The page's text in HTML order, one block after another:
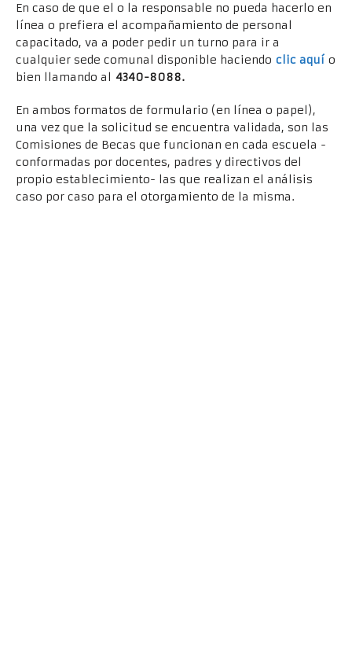
En caso de que el o la responsable no pueda hacerlo en
línea o prefiera el acompañamiento de personal
capacitado, va a poder pedir un turno para ir a
cualquier sede comunal disponible haciendo clic aquí o
bien llamando al 4340-8088.
En ambos formatos de formulario (en línea o papel),
una vez que la solicitud se encuentra validada, son las
Comisiones de Becas que funcionan en cada escuela -
conformadas por docentes, padres y directivos del
propio establecimiento- las que realizan el análisis
caso por caso para el otorgamiento de la misma.